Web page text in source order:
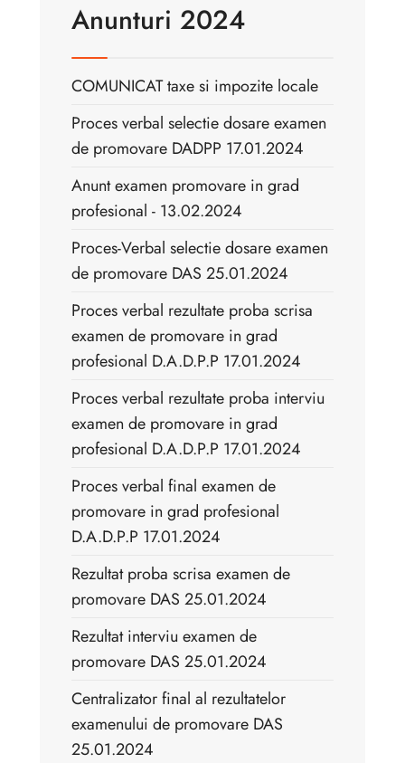
Anunturi 2024
COMUNICAT taxe si impozite locale
Proces verbal selectie dosare examen
de promovare DADPP 17.01.2024
Anunt examen promovare in grad
profesional - 13.02.2024
Proces-Verbal selectie dosare examen
de promovare DAS 25.01.2024
Proces verbal rezultate proba scrisa
examen de promovare in grad
profesional D.A.D.P.P 17.01.2024
Proces verbal rezultate proba interviu
examen de promovare in grad
profesional D.A.D.P.P 17.01.2024
Proces verbal final examen de
promovare in grad profesional
D.A.D.P.P 17.01.2024
Rezultat proba scrisa examen de
promovare DAS 25.01.2024
Rezultat interviu examen de
promovare DAS 25.01.2024
Centralizator final al rezultatelor
examenului de promovare DAS
25.01.2024